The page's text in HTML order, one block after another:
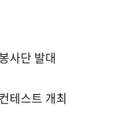
사단 발대
테스트 개최